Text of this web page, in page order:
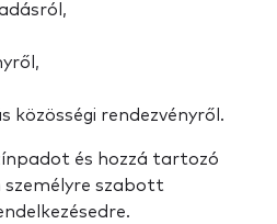
közösségi rendezvényről.
és hozzá tartozó
szabott